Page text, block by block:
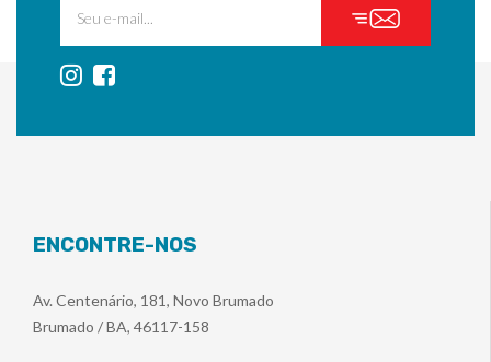
ENCONTRE-NOS
Av. Centenário, 181, Novo Brumado
Brumado / BA, 46117-158